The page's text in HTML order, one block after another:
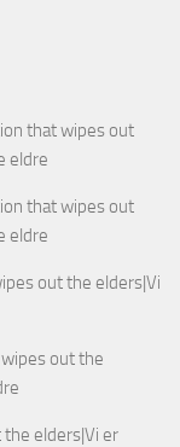
that wipes out
eldre
that wipes out
eldre
out the elders|Vi
out the
elders|Vi er